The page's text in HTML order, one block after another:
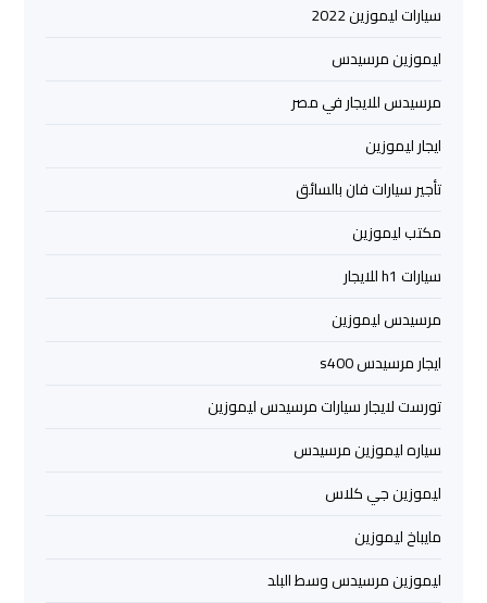
سيارات ليموزين 2022
ليموزين مرسيدس
مرسيدس للايجار في مصر
ايجار ليموزين
تأجير سيارات فان بالسائق
مكتب ليموزين
سيارات h1 للايجار
مرسيدس ليموزين
ايجار مرسيدس s400
تورست لايجار سيارات مرسيدس ليموزين
سياره ليموزين مرسيدس
ليموزين جي كلاس
مايباخ ليموزين
ليموزين مرسيدس وسط البلد
ليموزين
الغردقة
ليموزين
مرسي
ليموزين
ليموزين
ليموزين